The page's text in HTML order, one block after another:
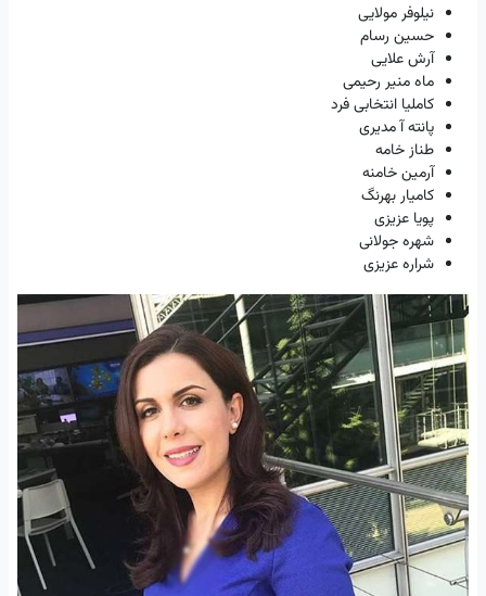
نیلوفر مولایی
حسین رسام
آرش علایی
ماه منیر رحیمی
کاملیا انتخابی فرد
پانته آ مدیری
طناز خامه
آرمین خامنه
کامیار بهرنگ
پویا عزیزی
شهره جولانی
شراره عزیزی